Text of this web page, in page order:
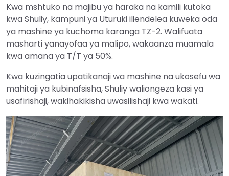
Kwa mshtuko na majibu ya haraka na kamili kutoka
kwa Shuliy, kampuni ya Uturuki iliendelea kuweka oda
ya mashine ya kuchoma karanga TZ-2. Walifuata
masharti yanayofaa ya malipo, wakaanza muamala
kwa amana ya T/T ya 50%.
Kwa kuzingatia upatikanaji wa mashine na ukosefu wa
mahitaji ya kubinafsisha, Shuliy waliongeza kasi ya
usafirishaji, wakihakikisha uwasilishaji kwa wakati.